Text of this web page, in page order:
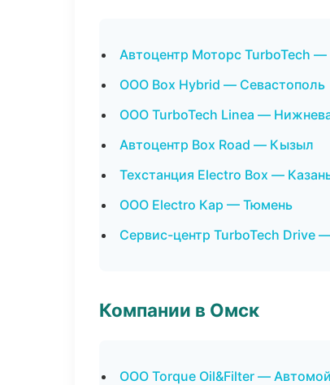
Автоцентр Моторс TurboTech —
ООО Box Hybrid — Севастополь
ООО TurboTech Linea —
Автоцентр Box Road — Кызыл
Техстанция Electro Box —
ООО Electro Кар — Тюмень
Сервис-центр TurboTech Drive
Компании в Омск
ООО Torque Oil&Filter —